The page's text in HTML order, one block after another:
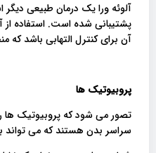
آلوئه ورا یک درمان طبیعی
پشتیبانی شده است. استفاده
آن برای کنترل التهابی باشد
پروبیوتیک ها
تصور می شود که پروبیوتیک ها
سراسر بدن هستند که می تواند